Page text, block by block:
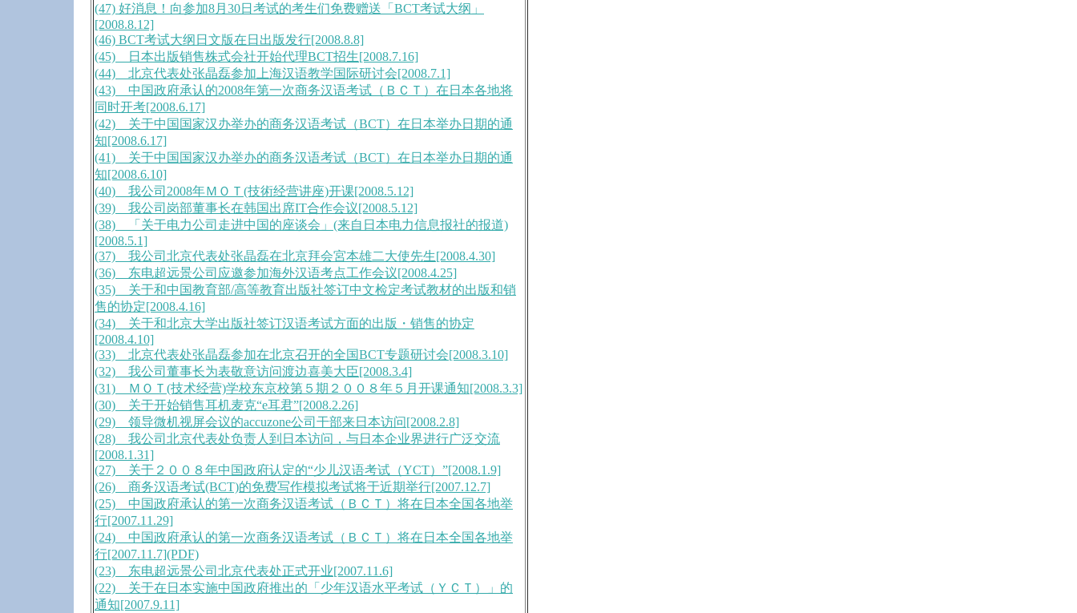
(47) 好消息！向参加8月30日考试的考生们免费赠送「BCT考试大纲」
[2008.8.12]
(46) BCT考试大纲日文版在日出版发行[2008.8.8]
(45) 日本出版销售株式会社开始代理BCT招生[2008.7.16]
(44) 北京代表处张晶磊参加上海汉语教学国际研讨会[2008.7.1]
(43) 中国政府承认的2008年第一次商务汉语考试（ＢＣＴ）在日本各地将
同时开考[2008.6.17]
(42) 关于中国国家汉办举办的商务汉语考试（BCT）在日本举办日期的通
知[2008.6.17]
(41) 关于中国国家汉办举办的商务汉语考试（BCT）在日本举办日期的通
知[2008.6.10]
(40) 我公司2008年ＭＯＴ(技術经营讲座)开课[2008.5.12]
(39) 我公司岗部董事长在韩国出席IT合作会议[2008.5.12]
(38) 「关于电力公司走进中国的座谈会」(来自日本电力信息报社的报道)
[2008.5.1]
(37) 我公司北京代表处张晶磊在北京拜会宮本雄二大使先生[2008.4.30]
(36) 东电超远景公司应邀参加海外汉语考点工作会议[2008.4.25]
(35) 关于和中国教育部/高等教育出版社签订中文检定考试教材的出版和销
售的协定[2008.4.16]
(34) 关于和北京大学出版社签订汉语考试方面的出版・销售的协定
[2008.4.10]
(33) 北京代表处张晶磊参加在北京召开的全国BCT专题研讨会[2008.3.10]
(32) 我公司董事长为表敬意访问渡边喜美大臣[2008.3.4]
(31) ＭＯＴ(技术经营)学校东京校第５期２００８年５月开课通知[2008.3.3]
(30) 关于开始销售耳机麦克“e耳君”[2008.2.26]
(29) 领导微机视屏会议的accuzone公司干部来日本访问[2008.2.8]
(28) 我公司北京代表处负责人到日本访问，与日本企业界进行广泛交流
[2008.1.31]
(27) 关于２００８年中国政府认定的“少儿汉语考试（YCT）”[2008.1.9]
(26) 商务汉语考试(BCT)的免费写作模拟考试将于近期举行[2007.12.7]
(25) 中国政府承认的第一次商务汉语考试（ＢＣＴ）将在日本全国各地举
行[2007.11.29]
(24) 中国政府承认的第一次商务汉语考试（ＢＣＴ）将在日本全国各地举
行[2007.11.7](PDF)
(23) 东电超远景公司北京代表处正式开业[2007.11.6]
(22) 关于在日本实施中国政府推出的「少年汉语水平考试（ＹＣＴ）」的
通知[2007.9.11]